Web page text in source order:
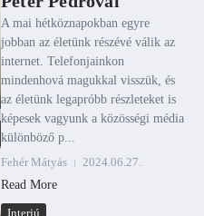
A mai hétköznapokban egyre
jobban az életünk részévé válik az
internet. Telefonjainkon
mindenhová magukkal visszük, és
az életünk legapróbb részleteket is
képesek vagyunk a közösségi média
különböző p...
Fehér Mátyás
2024.06.27.
Read More
Interjú